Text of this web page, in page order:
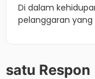
Di dalam
pelanggaran yang
satu Respon